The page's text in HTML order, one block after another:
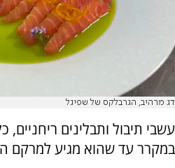
דג מרהיב, הגרבלקס של שפיגל
עשבי תיבול ותבלינים ריחניים,
במקרר עד שהוא מגיע למרקם